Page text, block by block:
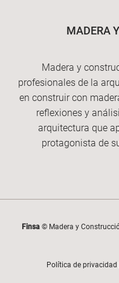
MADERA
Madera y
profesionales de la
en construir con
reflexiones y
arquitectura que
protagonista de
Finsa © Madera y
Política de privacidad